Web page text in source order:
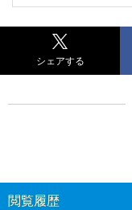
シェアする
閲覧履歴